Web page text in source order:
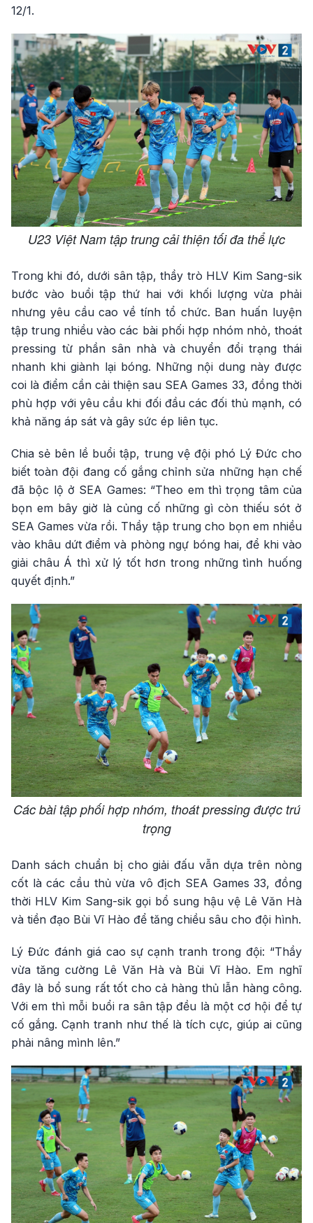
12/1.
U23 Việt Nam tập trung cải thiện tối đa thể lực
Trong khi đó, dưới sân tập, thầy trò HLV Kim Sang-sik
bước vào buổi tập thứ hai với khối lượng vừa phải
nhưng yêu cầu cao về tính tổ chức. Ban huấn luyện
tập trung nhiều vào các bài phối hợp nhóm nhỏ, thoát
pressing từ phần sân nhà và chuyển đổi trạng thái
nhanh khi giành lại bóng. Những nội dung này được
coi là điểm cần cải thiện sau SEA Games 33, đồng thời
phù hợp với yêu cầu khi đối đầu các đối thủ mạnh, có
khả năng áp sát và gây sức ép liên tục.
Chia sẻ bên lề buổi tập, trung vệ đội phó Lý Đức cho
biết toàn đội đang cố gắng chỉnh sửa những hạn chế
đã bộc lộ ở SEA Games: “Theo em thì trọng tâm của
bọn em bây giờ là củng cố những gì còn thiếu sót ở
SEA Games vừa rồi. Thầy tập trung cho bọn em nhiều
vào khâu dứt điểm và phòng ngự bóng hai, để khi vào
giải châu Á thì xử lý tốt hơn trong những tình huống
quyết định.”
Các bài tập phối hợp nhóm, thoát pressing được trú
trọng
Danh sách chuẩn bị cho giải đấu vẫn dựa trên nòng
cốt là các cầu thủ vừa vô địch SEA Games 33, đồng
thời HLV Kim Sang-sik gọi bổ sung hậu vệ Lê Văn Hà
và tiền đạo Bùi Vĩ Hào để tăng chiều sâu cho đội hình.
Lý Đức đánh giá cao sự cạnh tranh trong đội: “Thầy
vừa tăng cường Lê Văn Hà và Bùi Vĩ Hào. Em nghĩ
đây là bổ sung rất tốt cho cả hàng thủ lẫn hàng công.
Với em thì mỗi buổi ra sân tập đều là một cơ hội để tự
cố gắng. Cạnh tranh như thế là tích cực, giúp ai cũng
phải nâng mình lên.”